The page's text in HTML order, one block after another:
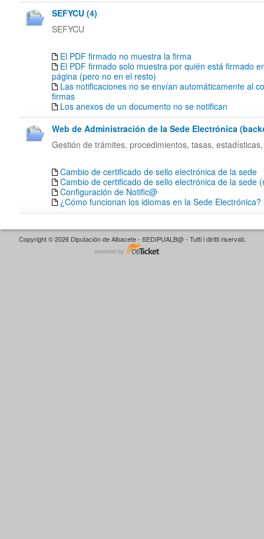
SEFYCU (4)
SEFYCU
El PDF firmado no muestra la firma
El PDF firmado solo muestra por quién está firmado
página (pero no en el resto)
Las notificaciones no se envían automáticamente al
firmas
Los anexos de un documento no se notifican
Web de Administración de la Sede Electrónica
Gestión de trámites, procedimientos, tasas,
Cambio de certificado de sello electrónica de la sede
Cambio de certificado de sello electrónica de la sede
Configuración de Notific@
¿Cómo funcionan los idiomas en la Sede Electrónica?
Copyright © 2026 Diputación de Albacete - SEDIPUALB@ - Tutti i diritti riservati.